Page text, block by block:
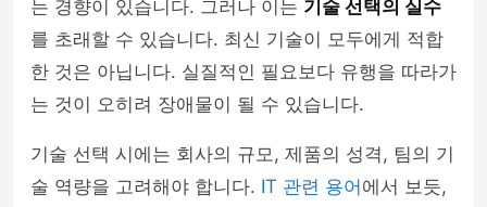
는 경향이 있습니다. 그러나 이는 기술 선택의 실수
를 초래할 수 있습니다. 최신 기술이 모두에게 적합
한 것은 아닙니다. 실질적인 필요보다 유행을 따라가
는 것이 오히려 장애물이 될 수 있습니다.
기술 선택 시에는 회사의 규모, 제품의 성격, 팀의 기
술 역량을 고려해야 합니다. IT 관련 용어 에서 보듯,